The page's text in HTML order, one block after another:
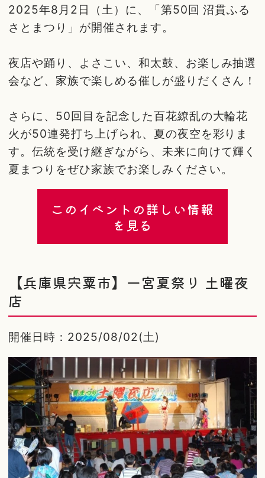
2025年8月2日（土）に、「第50回 沼貫ふる
さとまつり」が開催されます。
夜店や踊り、よさこい、和太鼓、お楽しみ抽選
会など、家族で楽しめる催しが盛りだくさん！
さらに、50回目を記念した百花繚乱の大輪花
火が50連発打ち上げられ、夏の夜空を彩りま
す。伝統を受け継ぎながら、未来に向けて輝く
夏まつりをぜひ家族でお楽しみください。
このイベントの詳しい情報
を見る
【兵庫県宍粟市】一宮夏祭り 土曜夜
店
開催日時：2025/08/02(土)